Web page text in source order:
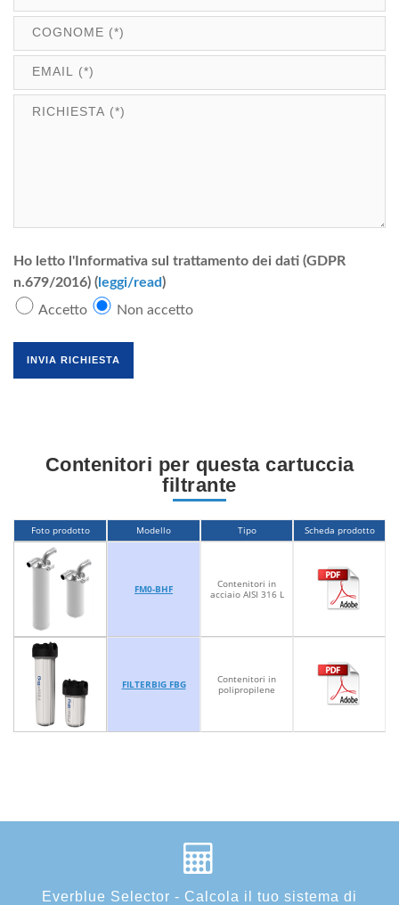
Ho letto l'Informativa sul trattamento dei dati (GDPR
n.679/2016) (leggi/read)
Accetto
Non accetto
Contenitori per questa cartuccia
filtrante
Foto prodotto Modello Tipo Scheda prodotto
FM0-BHF
Contenitori in
acciaio AISI 316 L
FILTERBIG FBG
Contenitori in
polipropilene
Everblue Selector - Calcola il tuo sistema di